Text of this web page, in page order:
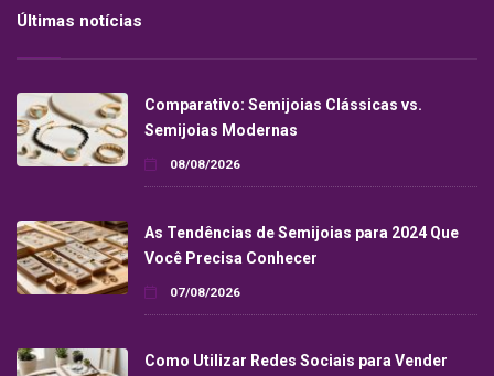
Últimas notícias
Comparativo: Semijoias Clássicas vs.
Semijoias Modernas
08/08/2026
As Tendências de Semijoias para 2024 Que
Você Precisa Conhecer
07/08/2026
Como Utilizar Redes Sociais para Vender